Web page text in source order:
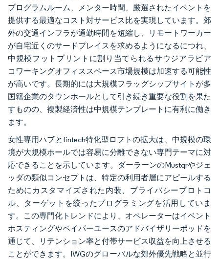
プログラムルーム、メンター時間、厳選されたイベントを
提供する最適なコスト対サービス比を実現しています。郊
外の交通インフラが通勤時間を短縮し、リモートワーカー
が自宅近くのサードプレイスを求めるようになるにつれ、
中規模フットプリントに割り当てられるサウジアラビア
コワーキングオフィススペース市場規模は加速する可能性
が高いです。長期的には大規模フラッグシップサイトが多
国籍企業のタウンホールとして引き続き重要な役割を果た
すものの、複製経済性は中規模テンプレートに有利に働き
ます。
女性専用ハブとfintech特化型ロフトの拡大は、中規模の環
境が大規模ホールでは容易に分離できない専門テーマに対
応できることを示しています。ダーラーンのMustqrやジェ
ッダの類似コンセプトは、特定の利用者層にアピールする
ためにカスタマイズされた内装、プライバシープロトコ
ル、ターゲットを絞ったプログラミングを活用していま
す。この専門化トレンドにより、オペレーターはイベント
ホスティングやペイパーユースのアドバイザリーポッドを
通じて、リテンション率と付帯サービス収益を向上させる
ことができます。IWGのグローバルな郊外優先戦略と並行